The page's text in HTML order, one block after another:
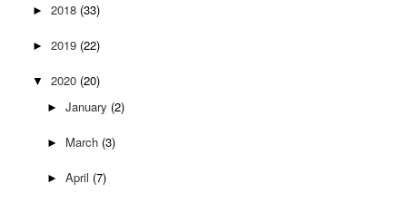
► 2018 (33)
► 2019 (22)
▼ 2020 (20)
► January (2)
► March (3)
► April (7)